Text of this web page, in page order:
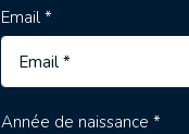
Email *
Année de naissance *